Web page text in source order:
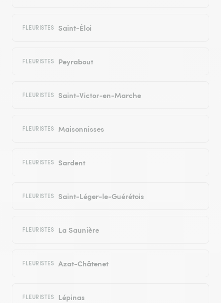
FLEURISTES Saint-Éloi
FLEURISTES Peyrabout
FLEURISTES Saint-Victor-en-Marche
FLEURISTES Maisonnisses
FLEURISTES Sardent
FLEURISTES Saint-Léger-le-Guérétois
FLEURISTES La Saunière
FLEURISTES Azat-Châtenet
FLEURISTES Lépinas